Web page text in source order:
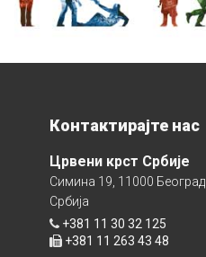
Контактирајте нас
Црвени крст Србије
Симина 19, 11000 Београд
Србија
+381 11 30 32 125
+381 11 263 43 48